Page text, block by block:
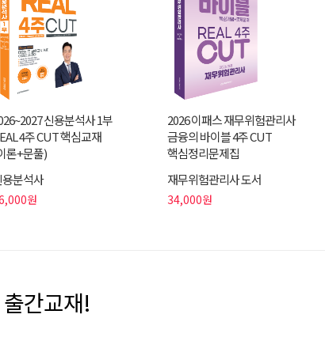
신용분석사 1부
4주 CUT 핵심교재
론+문풀)
용분석사
원
2026 이패스 재무위험관리사
금융의 바이블 4주 CUT
핵심정리문제집
재무위험관리사 도서
34,000원
간교재!